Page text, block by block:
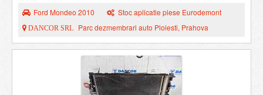
Ford Mondeo 2010 Stoc aplicatie piese Eurodemont
DANCOR SRL Parc dezmembrari auto Ploiesti, Prahova